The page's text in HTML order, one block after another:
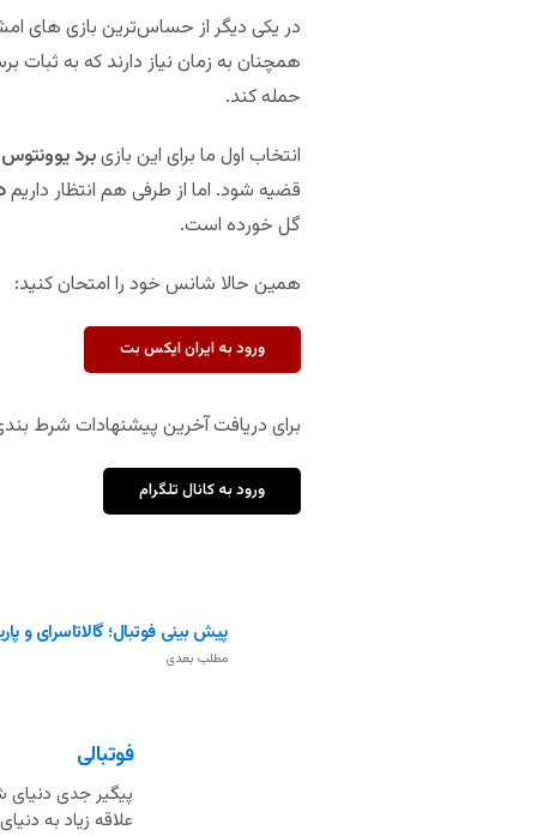
در یکی دیگر از حساس‌ترین بازی های
همچنان به زمان نیاز دارند که به ثبات
حمله کند.
انتخاب اول ما برای این بازیبرد یوونتوس
قضیه شود. اما از طرفی هم انتظار داریم
گل خورده است.
همین حالا شانس خود را امتحان کنید:
ورود به ایران ایکس بت
برای دریافت آخرین پیشنهادات شرط بندی
ورود به کانال تلگرام
پیش بینی فوتبال؛ گالاتاسرای و
مطلب بعدی
فوتبالی
پیگیر جدی دنیای
علاقه زیاد به